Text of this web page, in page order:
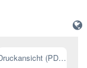
Druckansicht (PDF) // englisch